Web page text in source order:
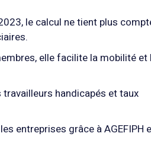
le calcul ne tient plus
elle facilite la mobilité et
handicapés et taux
entreprises grâce à AGEFIPH